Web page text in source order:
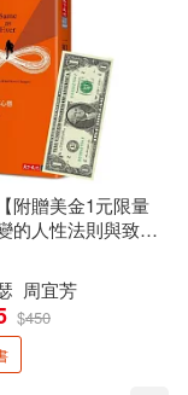
附贈美金1元限量
的人性法則與致富
周宜芳
$450